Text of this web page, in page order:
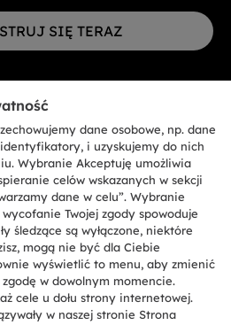
SIĘ TERAZ
- jednoosobowa sp. z.o.o. - SIEDZIBA
Brugherio (MB) - Włochy -
Via Privata Eden Fumagalli bez
(MB) i Via Trento nr 20/A-22 - 20871
- Faks: +39.039.2086.237 -
€ wpłacony w całości - Kod identyfikacji
przedsiębiorstw dla rejonu Mediolan-
- NIP 00786860965 - Numer wpisu do
REA: MB-1033934 -
podlega zarządzaniu i koordynacji
dane osobowe, np. dane
i uzyskujemy do nich
Wybranie Akceptuję umożliwia
celów wskazanych w sekcji
dane w celu”. Wybranie
Twojej zgody spowoduje
śledzące są wyłączone, niektóre
mogą nie być dla Ciebie
wyświetlić to menu, aby zmienić
w dowolnym momencie.
cele u dołu strony internetowej.
w naszej stronie Strona